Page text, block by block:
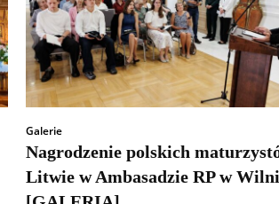
Galerie
Nagrodzenie polskich
Litwie w Ambasadzie RP w